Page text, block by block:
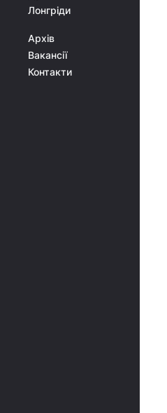
Лонгріди
Архів
Вакансії
Контакти